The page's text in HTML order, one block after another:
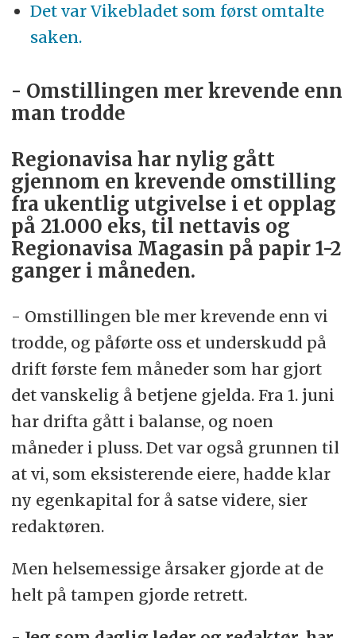
Det var Vikebladet som først omtalte
saken.
- Omstillingen mer krevende enn
man trodde
Regionavisa har nylig gått
gjennom en krevende omstilling
fra ukentlig utgivelse i et opplag
på 21.000 eks, til nettavis og
Regionavisa Magasin på papir 1-2
ganger i måneden.
- Omstillingen ble mer krevende enn vi
trodde, og påførte oss et underskudd på
drift første fem måneder som har gjort
det vanskelig å betjene gjelda. Fra 1. juni
har drifta gått i balanse, og noen
måneder i pluss. Det var også grunnen til
at vi, som eksisterende eiere, hadde klar
ny egenkapital for å satse videre, sier
redaktøren.
Men helsemessige årsaker gjorde at de
helt på tampen gjorde retrett.